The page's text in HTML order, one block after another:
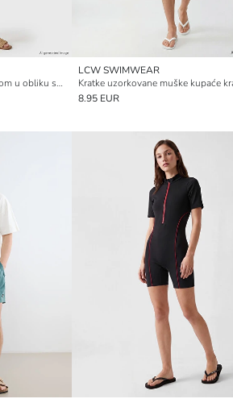
Ženski kupaći kostim s izrezom u obliku srca i suknjom
LCW SWIMWEAR
8.95 EUR